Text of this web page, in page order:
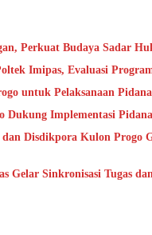
Perkuat Budaya Sadar
Imipas, Evaluasi
untuk Pelaksanaan
Dukung Implementasi
Disdikpora Kulon Progo
Gelar Sinkronisasi Tugas